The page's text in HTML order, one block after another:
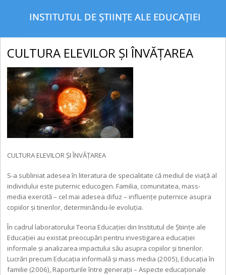
CULTURA ELEVILOR ȘI ÎNVĂŢAREA
CULTURA ELEVILOR ȘI ÎNVĂŢAREA
S-a subliniat adesea în literatura de specialitate că mediul de viaţă al
individului este puternic educogen. Familia, comunitatea, mass-
media exercită – cel mai adesea difuz – influenţe puternice asupra
copiilor și tinerilor, determinându-le evoluţia.
În cadrul laboratorului Teoria Educaţiei din Institutul de Știinţe ale
Educaţiei au existat preocupări pentru investigarea educaţiei
informale și analizarea impactului său asupra copiilor și tinerilor.
Lucrări precum Educaţia informală și mass media (2005), Educaţia în
familie (2006), Raporturile între generaţii – Aspecte educaţionale